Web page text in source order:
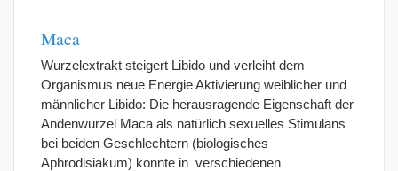
Maca
Wurzelextrakt steigert Libido und verleiht dem
Organismus neue Energie Aktivierung weiblicher und
männlicher Libido: Die herausragende Eigenschaft der
Andenwurzel Maca als natürlich sexuelles Stimulans
bei beiden Geschlechtern (biologisches
Aphrodisiakum) konnte in verschiedenen